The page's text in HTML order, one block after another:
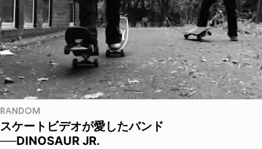
RANDOM
スケートビデオが愛したバンド
──DINOSAUR JR.